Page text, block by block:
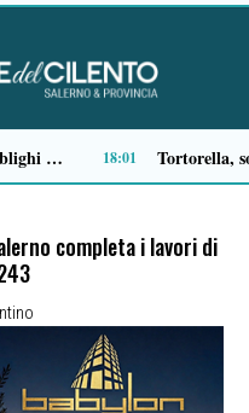
15:54
completa i lavori di